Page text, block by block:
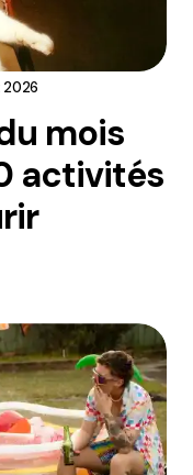
2026
mois
activités